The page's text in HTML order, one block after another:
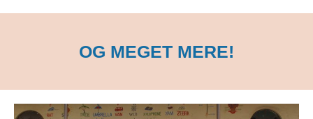
OG MEGET MERE!